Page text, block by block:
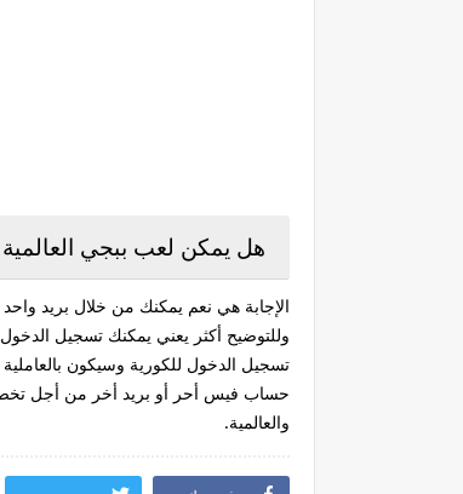
هل يمكن لعب ببجي
الإجابة هي نعم يمكنك من خلال بريد
وللتوضيح أكثر يعني يمكنك تسجيل
تسجيل الدخول للكورية وسيكون
حساب فيس أحر أو بريد أخر من أجل
والعالمية.